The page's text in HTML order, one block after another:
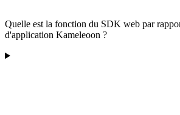
Quelle est la fonction du SDK web par
d'application Kameleoon ?